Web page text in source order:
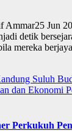
Jun
detik
mereka
Suluh
dan Ekonomi
Perkukuh